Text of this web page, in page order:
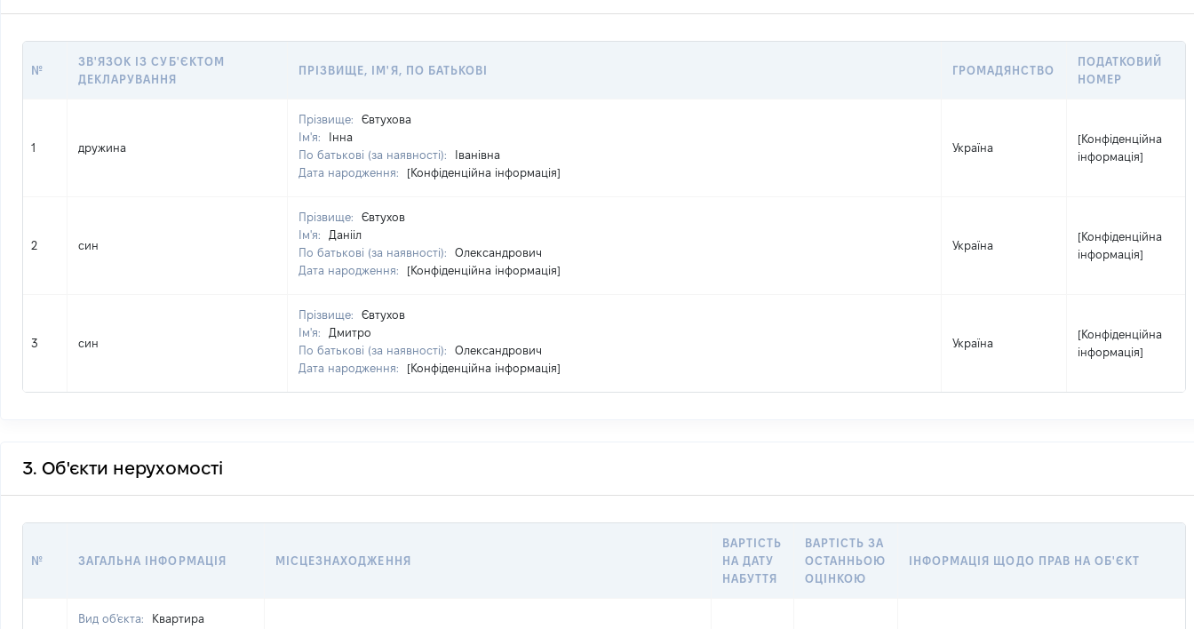
№
ЗВ'ЯЗОК ІЗ СУБ'ЄКТОМ
ДЕКЛАРУВАННЯ
ПРІЗВИЩЕ, ІМ'Я, ПО БАТЬКОВІ ГРОМАДЯНСТВО
ПОДАТКОВИЙ
НОМЕР
1 дружина
Прізвище:
Євтухова
Ім'я:
Інна
По батькові (за наявності):
Іванівна
Дата народження:
[Конфіденційна інформація]
Україна
[Конфіденційна
інформація]
2 син
Прізвище:
Євтухов
Ім'я:
Данііл
По батькові (за наявності):
Олександрович
Дата народження:
[Конфіденційна інформація]
Україна
[Конфіденційна
інформація]
3 син
Прізвище:
Євтухов
Ім'я:
Дмитро
По батькові (за наявності):
Олександрович
Дата народження:
[Конфіденційна інформація]
Україна
[Конфіденційна
інформація]
3. Об'єкти нерухомості
№ ЗАГАЛЬНА ІНФОРМАЦІЯ МІСЦЕЗНАХОДЖЕННЯ
ВАРТІСТЬ
НА ДАТУ
НАБУТТЯ
ВАРТІСТЬ ЗА
ОСТАННЬОЮ
ОЦІНКОЮ
ІНФОРМАЦІЯ ЩОДО ПРАВ НА ОБ'ЄКТ
Вид об'єкта:
Квартира